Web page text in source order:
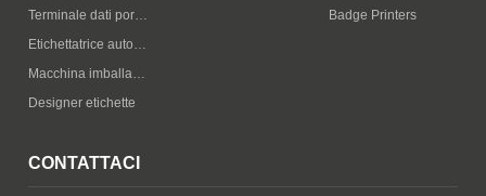
Designer etichette
Badge Printers
CONTATTACI